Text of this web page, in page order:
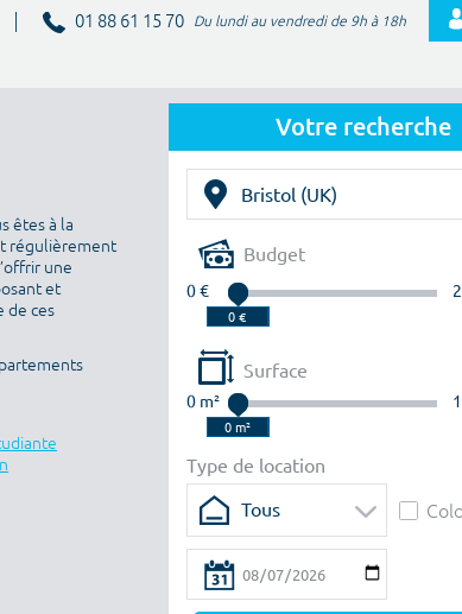
01 88 61 15 70 Du lundi au vendredi de 9h à 18h
Votre recherche
Budget
0 €
Surface
0 m²
Type de location
Tous
êtes à la
régulièrement
une
et
de ces